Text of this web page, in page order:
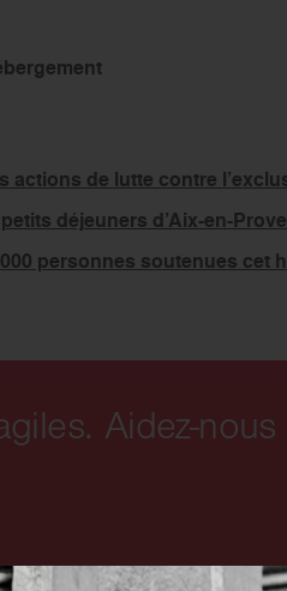
actions de lutte contre
déjeuners d’Aix-en-
personnes soutenues cet
Aidez-nous